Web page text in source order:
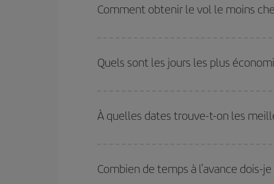
Comment obtenir le vol le moins
dates et les horaires de votre aller-retour.
Quels sont les jours les plus
vous partez, où vous voulez aller et à quelles
mais également pour les jours proches
À quelles dates trouve-t-on les
et des vacances scolaires sont en haute saison.
pourrez bénéficier des meilleurs prix.
Combien de temps à l'avance dois-